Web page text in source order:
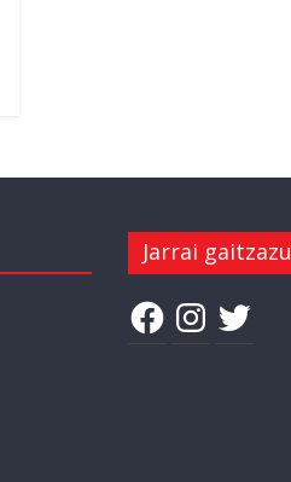
Jarrai gaitzazu
FacebookInstagram
Twitter